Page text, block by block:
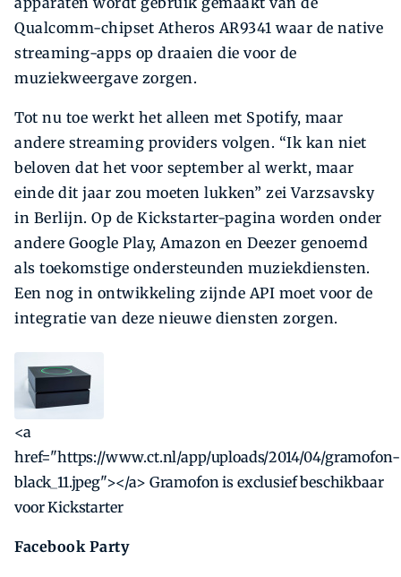
Qualcomm-chipset Atheros AR9341 waar de native
streaming-apps op draaien die voor de
muziekweergave zorgen.
Tot nu toe werkt het alleen met Spotify, maar
andere streaming providers volgen. “Ik kan niet
beloven dat het voor september al werkt, maar
einde dit jaar zou moeten lukken” zei Varzsavsky
in Berlijn. Op de Kickstarter-pagina worden onder
andere Google Play, Amazon en Deezer genoemd
als toekomstige ondersteunden muziekdiensten.
Een nog in ontwikkeling zijnde API moet voor de
integratie van deze nieuwe diensten zorgen.
<a
href="https://www.ct.nl/app/uploads/2014/04/gramofon-
black_11.jpeg"></a> Gramofon is exclusief beschikbaar
voor Kickstarter
Facebook Party